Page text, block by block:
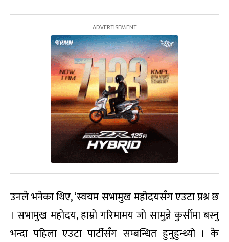
उनले भनेका थिए, ‘स्वयम सभामुख महोदयसँग एउटा प्रश्न छ
। सभामुख महोदय, हाम्रो गरिमामय जो सामुन्ने कुर्सीमा बस्नु
भन्दा पहिला एउटा पार्टीसँग सम्बन्धित हुनुहुन्थ्यो । के